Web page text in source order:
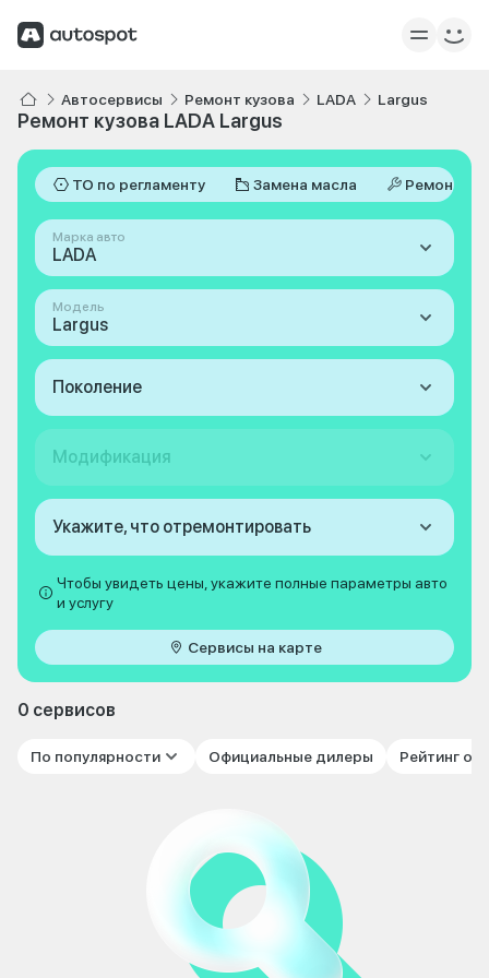
Автосервисы Ремонт кузова LADA Largus
Ремонт кузова LADA Largus
ТО по регламенту Замена масла Ремонт
Марка авто
LADA
Модель
Largus
Поколение
Модификация
Укажите, что отремонтировать
Чтобы увидеть цены, укажите полные параметры авто
и услугу
Сервисы на карте
0 сервисов
По популярности Официальные дилеры Рейтинг